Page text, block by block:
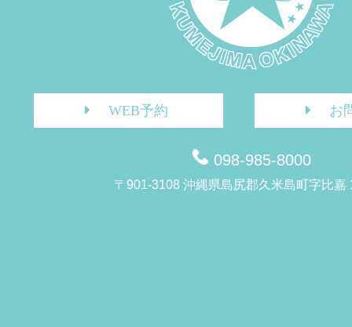
WEB予約 お
098-985-8000
〒901-3108 沖縄県島尻郡久米島町字比嘉